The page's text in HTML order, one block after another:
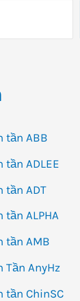
tần ABB
ADLEE
tần ADT
ALPHA
tần AMB
Tần AnyHz
tần ChinSC